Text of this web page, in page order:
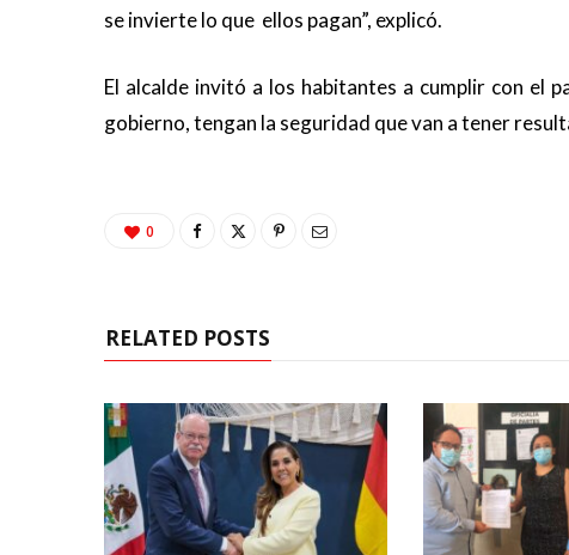
se invierte lo que ellos pagan”, explicó.
El alcalde invitó a los habitantes a cumplir con el
gobierno, tengan la seguridad que van a tener
0
RELATED POSTS